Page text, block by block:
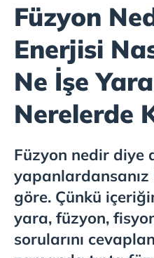
Füzyon
Enerjisi
Ne İşe
Nerelerde
Füzyon nedir diye
göre. Çünkü
yara, füzyon,
sorularını